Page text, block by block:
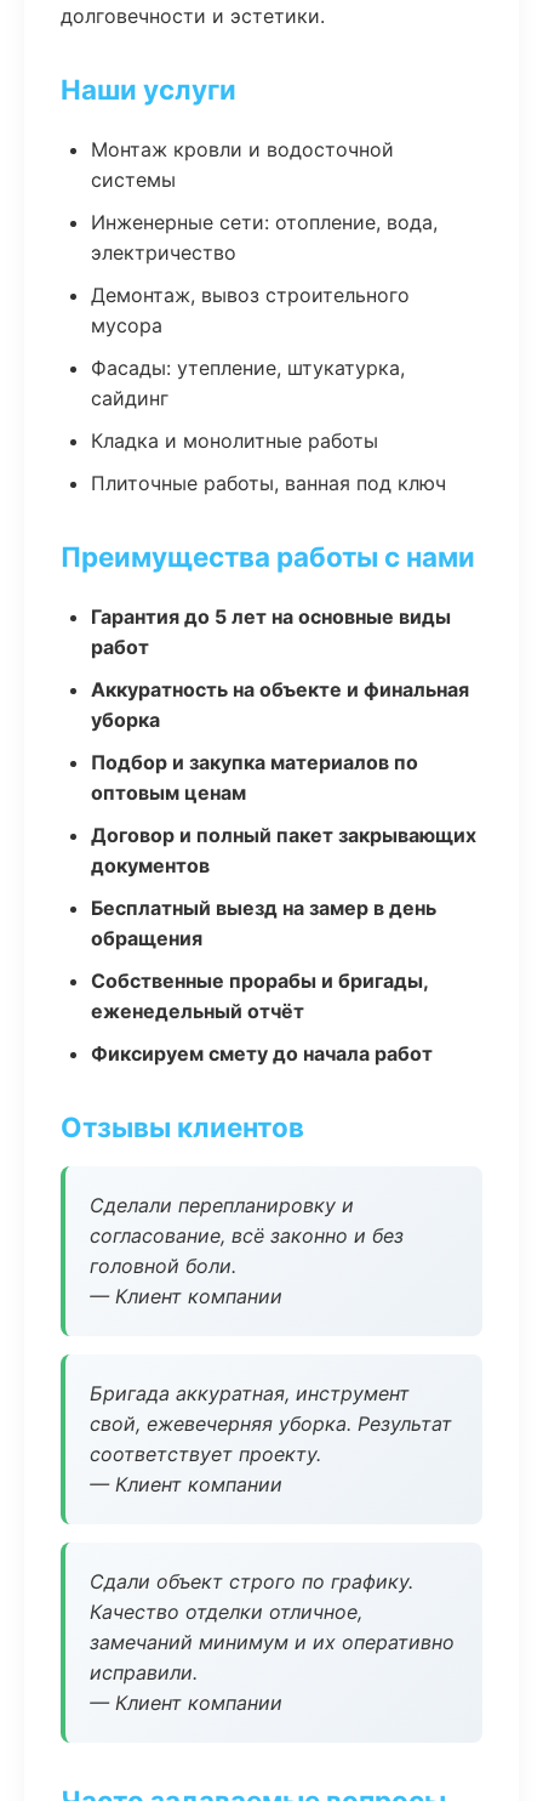
долговечности и эстетики.
Наши услуги
Монтаж кровли и водосточной
системы
Инженерные сети: отопление, вода,
электричество
Демонтаж, вывоз строительного
мусора
Фасады: утепление, штукатурка,
сайдинг
Кладка и монолитные работы
Плиточные работы, ванная под ключ
Преимущества работы с нами
Гарантия до 5 лет на основные виды
работ
Аккуратность на объекте и финальная
уборка
Подбор и закупка материалов по
оптовым ценам
Договор и полный пакет закрывающих
документов
Бесплатный выезд на замер в день
обращения
Собственные прорабы и бригады,
еженедельный отчёт
Фиксируем смету до начала работ
Отзывы клиентов
Сделали перепланировку и
согласование, всё законно и без
головной боли.
— Клиент компании
Бригада аккуратная, инструмент
свой, ежевечерняя уборка. Результат
соответствует проекту.
— Клиент компании
Сдали объект строго по графику.
Качество отделки отличное,
замечаний минимум и их оперативно
исправили.
— Клиент компании